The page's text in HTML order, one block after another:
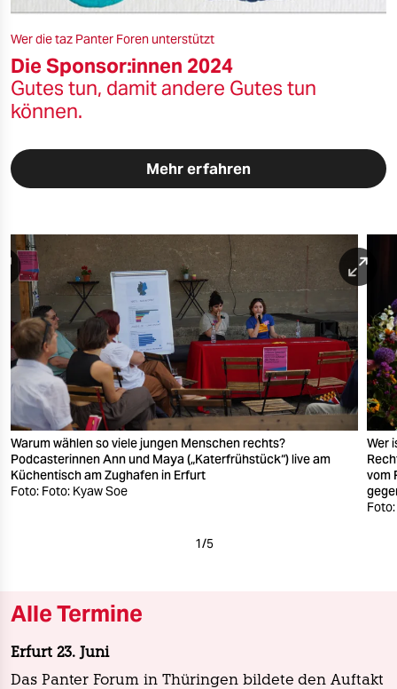
Wer die taz Panter Foren unterstützt
Die Sponsor:innen 2024
Gutes tun, damit andere Gutes tun
können.
Mehr erfahren
Warum wählen so viele jungen Menschen rechts?
Podcasterinnen Ann und Maya („Katerfrühstück“) live am
Küchentisch am Zughafen in Erfurt
Foto: Foto: Kyaw Soe
Wer
vom
1/5
Alle Termine
Erfurt 23. Juni
Das Panter Forum in Thüringen bildete den Auftakt